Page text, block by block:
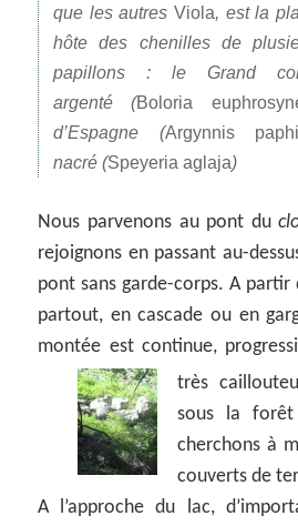
que les autresViola , est la
hôte des chenilles de
papillons : le Grand
argenté (Boloria
d’Espagne (Argynnis
nacré (Speyeria aglaja)
Nous parvenons au pont du
rejoignons en passant au-
pont sans garde-corps. A partir
partout, en cascade ou en
montée est continue,
très
sous la forêt
cherchons à
couverts de
A l’approche du lac,